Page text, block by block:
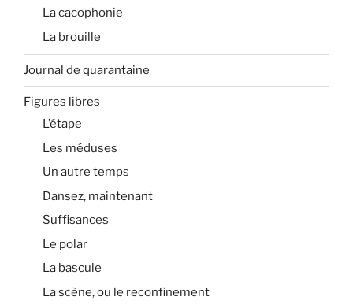
La cacophonie
La brouille
Journal de quarantaine
Figures libres
L’étape
Les méduses
Un autre temps
Dansez, maintenant
Suffisances
Le polar
La bascule
La scène, ou le reconfinement